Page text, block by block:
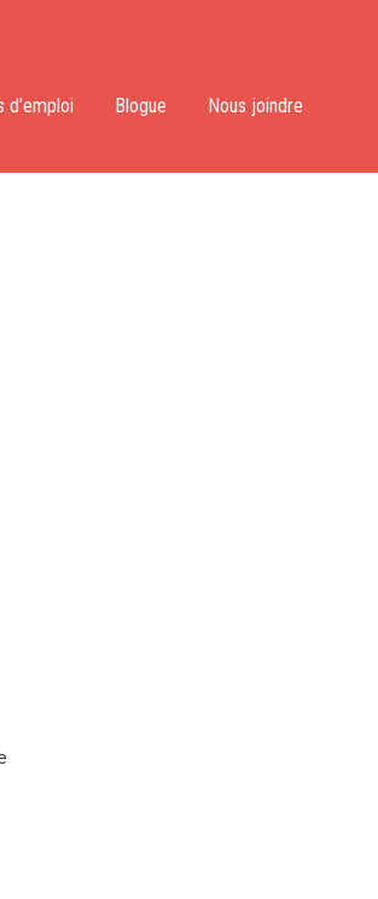
d’emploi Blogue Nous joindre